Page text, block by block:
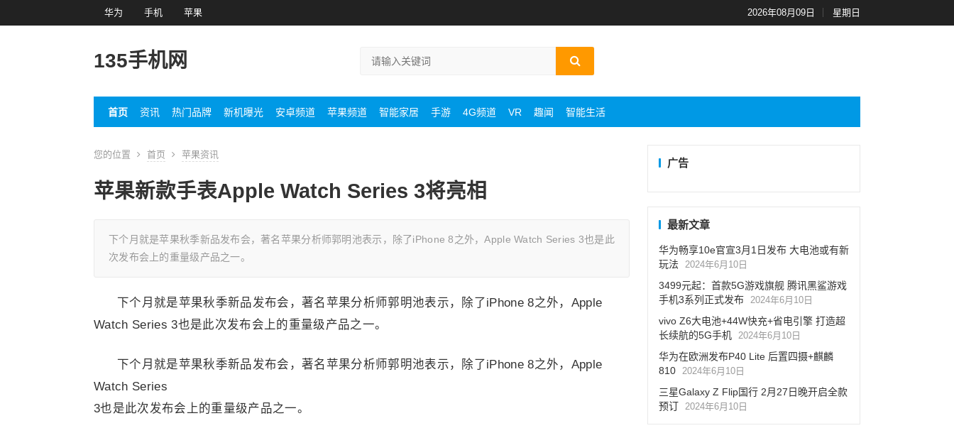
华为 手机 苹果 2026年08月09日 星期日
135手机网
首页 资讯 热门品牌 新机曝光 安卓频道 苹果频道 智能家居 手游 4G频道 VR 趣闻 智能生活
您的位置 首页 苹果资讯
苹果新款手表Apple Watch Series 3将亮相
下个月就是苹果秋季新品发布会，著名苹果分析师郭明池表示，除了iPhone 8之外，Apple Watch Series 3也是此
次发布会上的重量级产品之一。
下个月就是苹果秋季新品发布会，著名苹果分析师郭明池表示，除了iPhone 8之外，Apple
Watch Series 3也是此次发布会上的重量级产品之一。
下个月就是苹果秋季新品发布会，著名苹果分析师郭明池表示，除了iPhone 8之外，Apple
Watch Series
3也是此次发布会上的重量级产品之一。
广告
最新文章
华为畅享10e官宣3月1日发布 大电池或有新
玩法 2024年6月10日
3499元起：首款5G游戏旗舰 腾讯黑鲨游戏
手机3系列正式发布 2024年6月10日
vivo Z6大电池+44W快充+省电引擎 打造超
长续航的5G手机 2024年6月10日
华为在欧洲发布P40 Lite 后置四摄+麒麟
810 2024年6月10日
三星Galaxy Z Flip国行 2月27日晚开启全款
预订 2024年6月10日